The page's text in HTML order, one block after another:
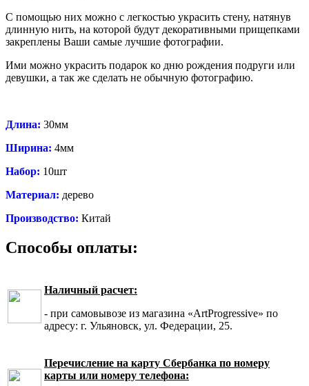
С помощью них можно с легкостью украсить стену, натянув
длинную нить, на которой будут декоративными прищепками
закреплены Ваши самые лучшие фотографии.
Ими можно украсить подарок ко дню рождения подруги или
девушки, а так же сделать не обычную фотографию.
Длина: 30мм
Ширина: 4мм
Набор: 10шт
Материал: дерево
Производство: Китай
Способы оплаты:
Наличный расчет:
- при самовывозе из магазина «ArtProgressive» по
адресу: г. Ульяновск, ул. Федерации, 25.
Перечисление на карту Сбербанка по номеру
карты или номеру телефона: